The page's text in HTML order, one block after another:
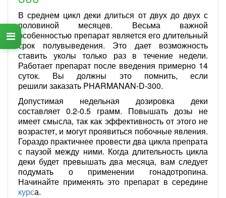
В среднем цикл деки длиться от двух до двух с
половиной месяцев. Весьма важной
особенностью препарат является его длительный
срок полувыведения. Это дает возможность
ставить уколы только раз в течение недели.
Работает препарат после введения примерно 14
суток. Вы должны это помнить, если
решили заказать PHARMANAN-D-300.
Допустимая недельная дозировка деки
составляет 0.2-0.5 грамм. Повышать дозы не
имеет смысла, так как эффективность от этого не
возрастет, и могут проявиться побочные явления.
Гораздо практичнее провести два цикла препрата
с паузой между ними. Когда длительность цикла
деки будет превышать два месяца, вам следует
подумать о применении гонадотропина.
Начинайте применять это препарат в середине
курса.